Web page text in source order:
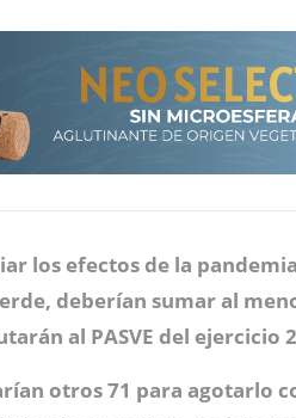
los efectos de la
deberían sumar al
al PASVE del ejercicio
otros 71 para agotarlo